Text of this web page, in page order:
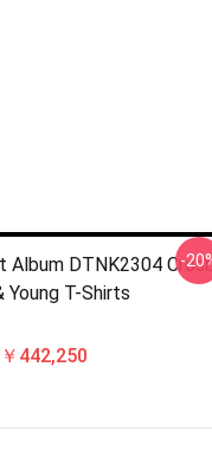
Album DTNK2304
Young T-Shirts
442,250
-